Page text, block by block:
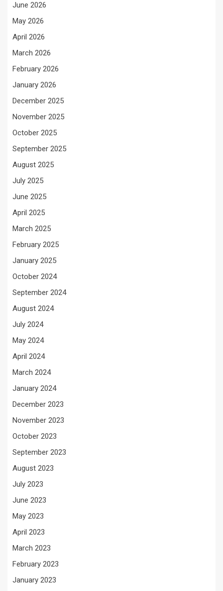
June 2026
May 2026
April 2026
March 2026
February 2026
January 2026
December 2025
November 2025
October 2025
September 2025
August 2025
July 2025
June 2025
April 2025
March 2025
February 2025
January 2025
October 2024
September 2024
August 2024
July 2024
May 2024
April 2024
March 2024
January 2024
December 2023
November 2023
October 2023
September 2023
August 2023
July 2023
June 2023
May 2023
April 2023
March 2023
February 2023
January 2023